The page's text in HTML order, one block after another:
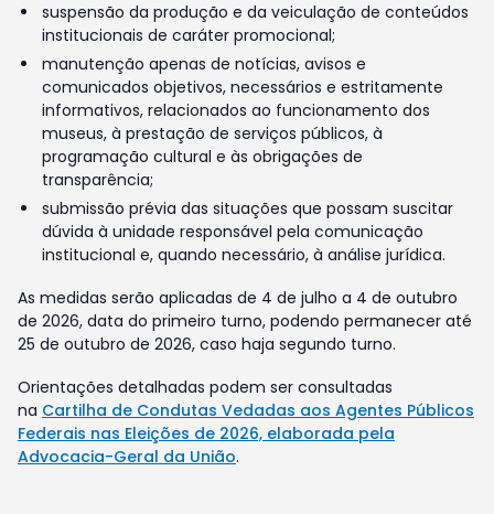
suspensão da produção e da veiculação de conteúdos
institucionais de caráter promocional;
manutenção apenas de notícias, avisos e
comunicados objetivos, necessários e estritamente
informativos, relacionados ao funcionamento dos
museus, à prestação de serviços públicos, à
programação cultural e às obrigações de
transparência;
submissão prévia das situações que possam suscitar
dúvida à unidade responsável pela comunicação
institucional e, quando necessário, à análise jurídica.
As medidas serão aplicadas de 4 de julho a 4 de outubro
de 2026, data do primeiro turno, podendo permanecer até
25 de outubro de 2026, caso haja segundo turno.
Orientações detalhadas podem ser consultadas
na Cartilha de Condutas Vedadas aos Agentes Públicos
Federais nas Eleições de 2026, elaborada pela
Advocacia-Geral da União.